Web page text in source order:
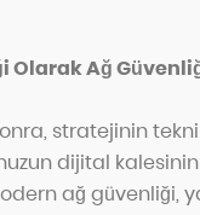
Olarak Ağ
stratejinin
dijital
ağ güvenliği,